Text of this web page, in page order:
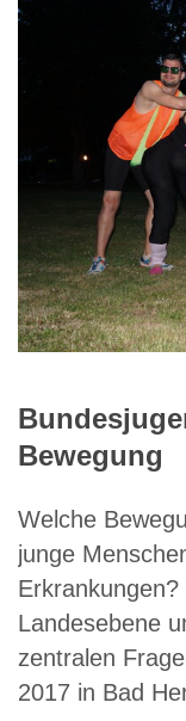
Bewegung
Welche
junge
Landesebene
zentralen
2017 in Bad